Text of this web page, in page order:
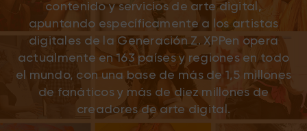
contenido y servicios de arte digital,
apuntando específicamente a los artistas
digitales de la Generación Z. XPPen opera
actualmente en 163 países y regiones en todo
el mundo, con una base de más de 1,5 millones
de fanáticos y más de diez millones de
creadores de arte digital.